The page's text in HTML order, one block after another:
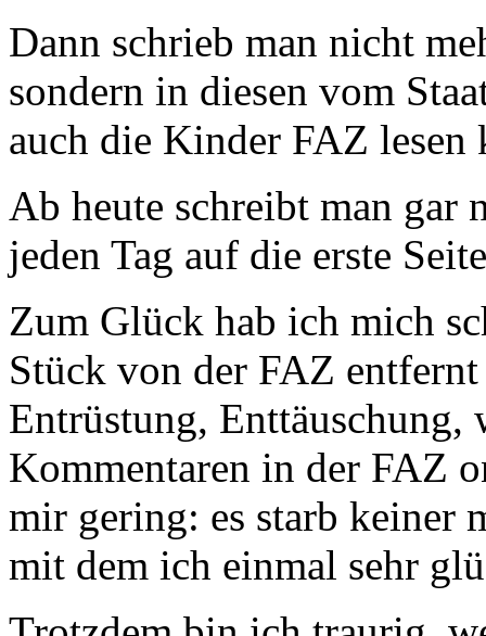
Dann schrieb man nicht
sondern in diesen vom
auch die Kinder FAZ lesen
Ab heute schreibt man
jeden Tag auf die erste
Zum Glück hab ich mich
Stück von der FAZ
Entrüstung, Enttäuschung,
Kommentaren in der FAZ
mir gering: es starb keiner
mit dem ich einmal sehr